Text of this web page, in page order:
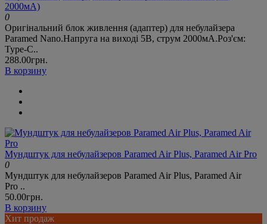
2000мА)
0
Оригінальний блок живлення (адаптер) для небулайзера
Paramed Nano.Напруга на виході 5В, струм 2000мА.Роз'єм:
Type-C..
288.00грн.
В корзину
Мундштук для небулайзеров Paramed Air Plus, Paramed Air Pro
0
Мундштук для небулайзеров Paramed Air Plus, Paramed Air
Pro ..
50.00грн.
В корзину
Хит продаж